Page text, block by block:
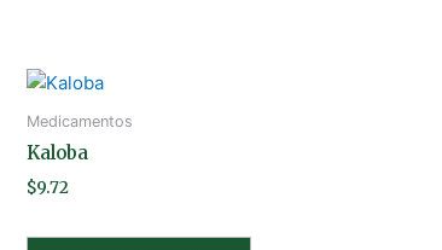
Medicamentos
Kaloba
$9.72